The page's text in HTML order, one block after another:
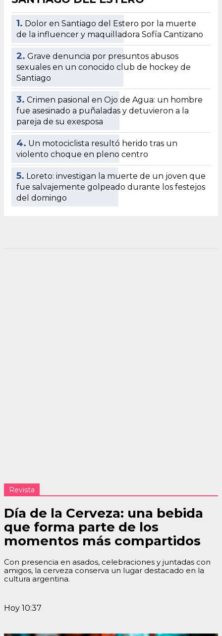
1. Dolor en Santiago del Estero por la muerte
de la influencer y maquilladora Sofía Cantizano
2. Grave denuncia por presuntos abusos
sexuales en un conocido club de hockey de
Santiago
3. Crimen pasional en Ojo de Agua: un hombre
fue asesinado a puñaladas y detuvieron a la
pareja de su exesposa
4. Un motociclista resultó herido tras un
violento choque en pleno centro
5. Loreto: investigan la muerte de un joven que
fue salvajemente golpeado durante los festejos
del domingo